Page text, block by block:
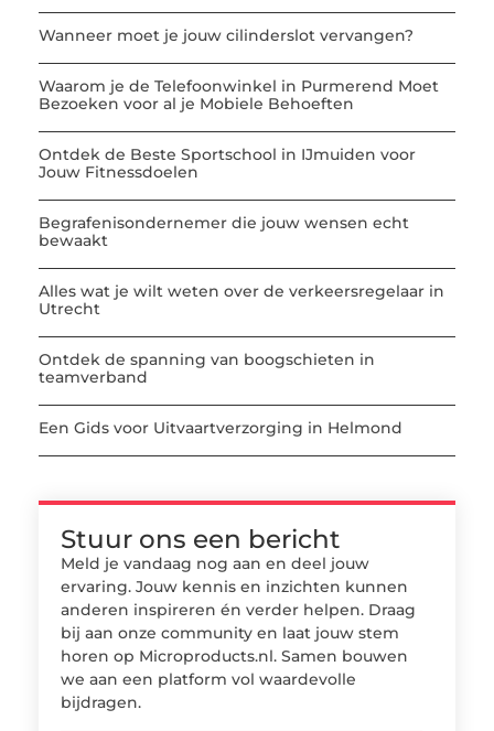
Wanneer moet je jouw cilinderslot vervangen?
Waarom je de Telefoonwinkel in Purmerend Moet
Bezoeken voor al je Mobiele Behoeften
Ontdek de Beste Sportschool in IJmuiden voor
Jouw Fitnessdoelen
Begrafenisondernemer die jouw wensen echt
bewaakt
Alles wat je wilt weten over de verkeersregelaar in
Utrecht
Ontdek de spanning van boogschieten in
teamverband
Een Gids voor Uitvaartverzorging in Helmond
Stuur ons een bericht
Meld je vandaag nog aan en deel jouw
ervaring. Jouw kennis en inzichten kunnen
anderen inspireren én verder helpen. Draag
bij aan onze community en laat jouw stem
horen op Microproducts.nl. Samen bouwen
we aan een platform vol waardevolle
bijdragen.